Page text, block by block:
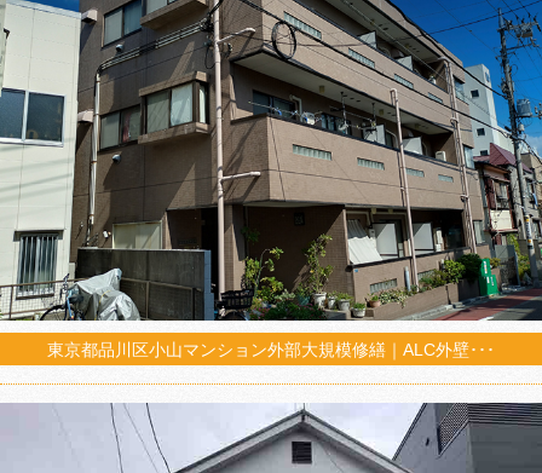
東京都品川区小山マンション外部大規模修繕｜ALC外壁･･･